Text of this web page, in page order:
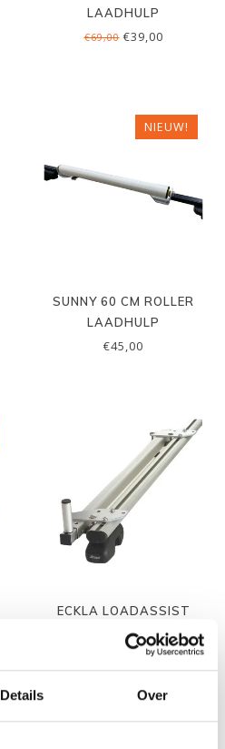
Details Over
LAADHULP
€69,00€39,00
NIEUW!
SUNNY 60 CM ROLLER
LAADHULP
€45,00
ECKLA LOADASSIST
HEAVY DUTY, NEW
GENERATION
€139,00